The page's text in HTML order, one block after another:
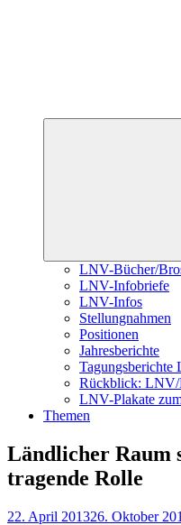
LNV-Bücher/
LNV-Infobriefe
LNV-Infos
Stellungnahmen
Positionen
Jahresberichte
Rückblick: LNV/
LNV-Plakate
Themen
Ländlicher Raum
tragende Rolle
22. April 201326. Oktober